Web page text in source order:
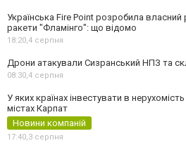
Українська Fire Point розробила власний
ракети "Фламінго": що відомо
18:20,4 серпня
Дрони атакували Сизранський НПЗ та
08:30,4 серпня
У яких країнах інвестувати в
містах Карпат
Новини компаній
17:40,3 серпня